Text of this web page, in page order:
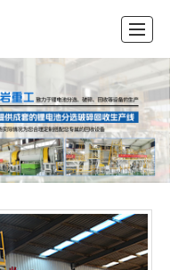
工程案例 新闻动态